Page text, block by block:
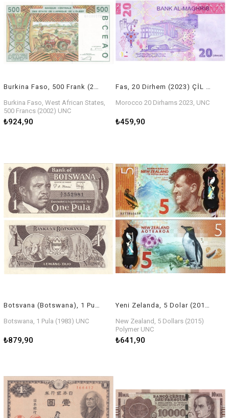
Burkina Faso, 500 Frank (2002) ÇİL Eski Yabancı Kağıt Para
Burkina Faso, West African States,
500 Francs (2002) UNC
₺924,90
Fas, 20 Dirhem (2023) ÇİL Eski Yabancı Kağıt Para
Morocco 20 Dirhams 2023, UNC
₺459,90
Botswana, 1 Pula (1983) UNC
₺879,90
New Zealand, 5 Dollars (2015)
Polymer UNC
₺641,90